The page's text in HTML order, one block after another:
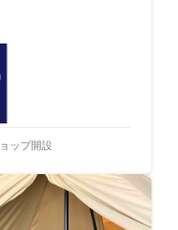
ップ開設